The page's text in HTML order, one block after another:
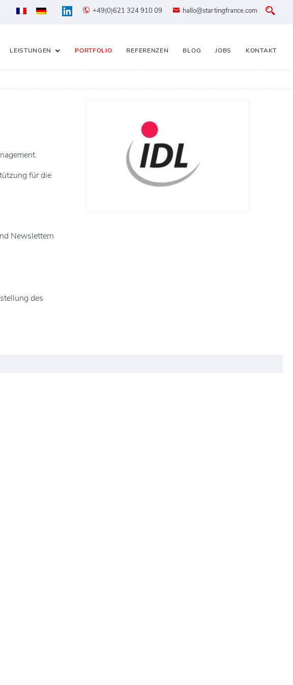
+49(0)621 324 910 09 hallo@startingfrance.com
LEISTUNGEN PORTFOLIO REFERENZEN BLOG JOBS KONTAKT
für die
Newslettern
des